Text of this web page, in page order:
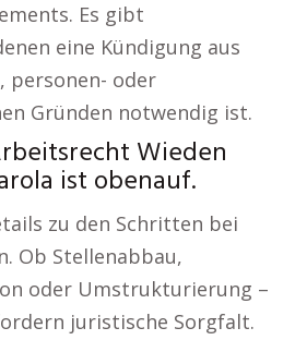
Es gibt
eine Kündigung aus
personen- oder
Gründen notwendig ist.
Wieden
ist obenauf.
zu den Schritten bei
Ob Stellenabbau,
oder Umstrukturierung –
juristische Sorgfalt.